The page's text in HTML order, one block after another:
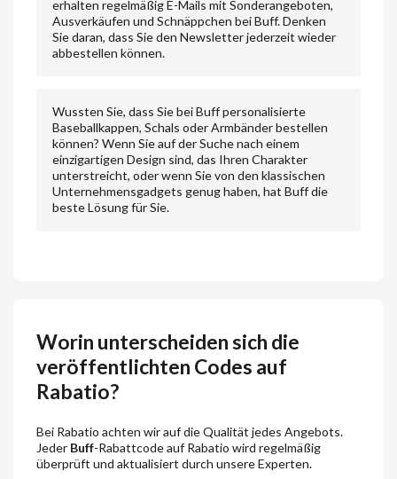
erhalten regelmäßig E-Mails mit Sonderangeboten,
Ausverkäufen und Schnäppchen bei Buff. Denken
Sie daran, dass Sie den Newsletter jederzeit wieder
abbestellen können.
Wussten Sie, dass Sie bei Buff personalisierte
Baseballkappen, Schals oder Armbänder bestellen
können? Wenn Sie auf der Suche nach einem
einzigartigen Design sind, das Ihren Charakter
unterstreicht, oder wenn Sie von den klassischen
Unternehmensgadgets genug haben, hat Buff die
beste Lösung für Sie.
Worin unterscheiden sich die
veröffentlichten Codes auf
Rabatio?
Bei Rabatio achten wir auf die Qualität jedes Angebots.
Jeder Buff-Rabattcode auf Rabatio wird regelmäßig
überprüft und aktualisiert durch unsere Experten.